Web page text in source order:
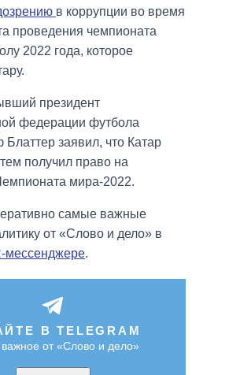
в коррупции во время
проведения чемпионата
2022 года, которое
президент
федерации футбола
заявил, что Катар
получил право на
мира-2022.
самые важные
от «Слово и дело» в
мессенджере.
В TELEGRAM
от «Слово и дело»